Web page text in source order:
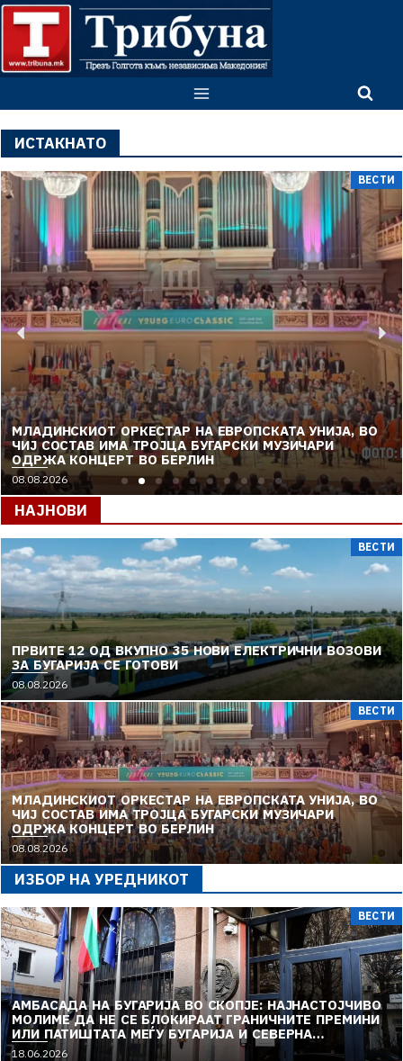
ИСТАКНАТО
ВЕСТИ
МЛАДИНСКИОТ ОРКЕСТАР НА ЕВРОПСКАТА УНИЈА, ВО
ЧИЈ СОСТАВ ИМА ТРОЈЦА БУГАРСКИ МУЗИЧАРИ
ОДРЖА КОНЦЕРТ ВО БЕРЛИН
08.08.2026
НАЈНОВИ
ВЕСТИ
ПРВИТЕ 12 ОД ВКУПНО 35 НОВИ ЕЛЕКТРИЧНИ ВОЗОВИ
ЗА БУГАРИЈА СЕ ГОТОВИ
08.08.2026
ВЕСТИ
МЛАДИНСКИОТ ОРКЕСТАР НА ЕВРОПСКАТА УНИЈА, ВО
ЧИЈ СОСТАВ ИМА ТРОЈЦА БУГАРСКИ МУЗИЧАРИ
ОДРЖА КОНЦЕРТ ВО БЕРЛИН
08.08.2026
ИЗБОР НА УРЕДНИКОТ
ВЕСТИ
АМБАСАДА НА БУГАРИЈА ВО СКОПЈЕ: НАЈНАСТОЈЧИВО
МОЛИМЕ ДА НЕ СЕ БЛОКИРААТ ГРАНИЧНИТЕ ПРЕМИНИ
ИЛИ ПАТИШТАТА МЕЃУ БУГАРИЈА И СЕВЕРНА
МАКЕДОНИЈА
18.06.2026